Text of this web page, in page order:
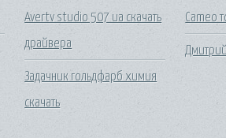
Avertv studio 507 ua скачать
драйвера
Задачник гольдфарб химия
скачать
Cameo